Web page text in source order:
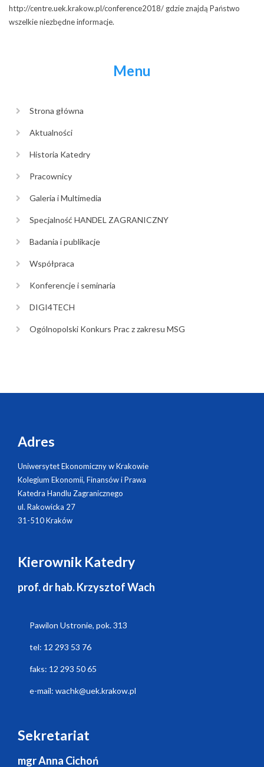
http://centre.uek.krakow.pl/conference2018/ gdzie znajdą Państwo
wszelkie niezbędne informacje.
Menu
Strona główna
Aktualności
Historia Katedry
Pracownicy
Galeria i Multimedia
Specjalność HANDEL ZAGRANICZNY
Badania i publikacje
Współpraca
Konferencje i seminaria
DIGI4TECH
Ogólnopolski Konkurs Prac z zakresu MSG
Adres
Uniwersytet Ekonomiczny w Krakowie
Kolegium Ekonomii, Finansów i Prawa
Katedra Handlu Zagranicznego
ul. Rakowicka 27
31-510 Kraków
Kierownik Katedry
prof. dr hab. Krzysztof Wach
Pawilon Ustronie, pok. 313
tel: 12 293 53 76
faks: 12 293 50 65
e-mail: wachk@uek.krakow.pl
Sekretariat
mgr Anna Cichoń